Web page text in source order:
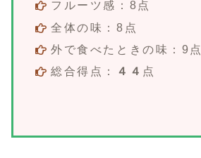
フルーツ感：8点
全体の味：8点
外で食べたときの味：9点
総合得点：
４４ 点